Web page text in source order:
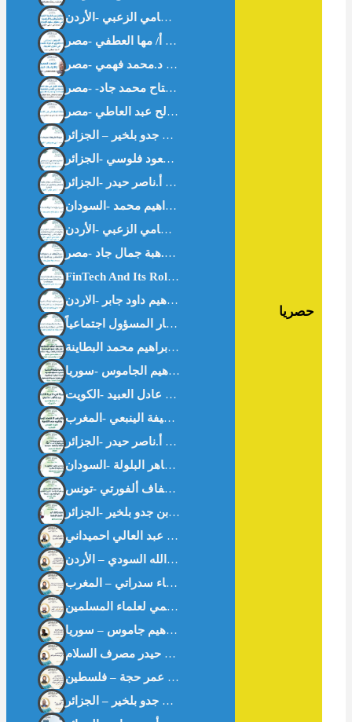
حصريا
التورق المصرفي المنظم دراسة فقهية مقاصدية أ: عبد العالي احميداني
تكامل تقنية البلوكشين مع عمليات التدقيق الشرعي في عصر التكنولوجيا المتقدمة نبيله فارس علاونه / وجدان عبدالله السودي – الأردن
خواطر اقتصادية من “شعب عامر” في موسم الحج الأكبر الأستاذ ناصر حيدر مصرف السلام